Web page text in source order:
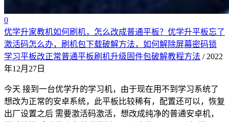
0
优学升家教机如何刷机，怎么改成普通平板？优学升平板忘了
激活码怎么办，刷机包下载破解方法，如何解除屏幕密码锁
学习平板改正常普通平板刷机升级固件包破解教程方法 / 2022
年12月27日
今天 接到一台优学升的学习机，由于现在用不到学习系统了
想改为正常的安卓系统，此平板比较稀有，配置还可以，恢复
出厂设置之后 需要激活码激活，想改成纯净的普通安卓机，